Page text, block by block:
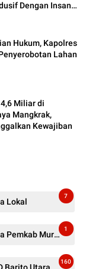
Dengan Insan
Hukum, Kapolres
Lahan
Miliar di
Mangkrak,
Kewajiban
Lokal
7
Murung Raya
1
160